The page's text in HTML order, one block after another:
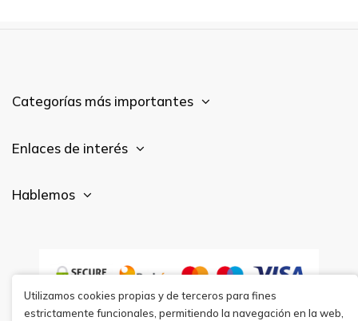
Categorías más importantes
Enlaces de interés
Hablemos
Utilizamos cookies propias y de terceros para fines
estrictamente funcionales, permitiendo la navegación en la web,